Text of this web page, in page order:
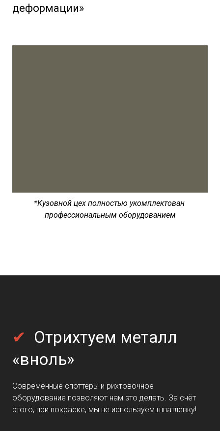
деформации»
*Кузовной цех полностью укомплектован
профессиональным оборудованием
✔ Отрихтуем металл
«вноль»
Современные споттеры и рихтовочное
оборудование позволяют нам это делать. За счёт
этого, при покраске, мы не используем шпатлевку!